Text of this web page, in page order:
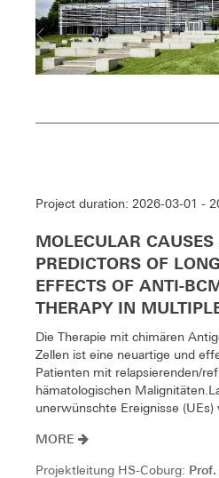
Project duration: 2026-03-01 -
MOLECULAR
PREDICTORS OF
EFFECTS OF ANTI-
THERAPY IN
Die Therapie mit chimären
Zellen ist eine neuartige und
Patienten mit relapsierenden/
hämatologischen
unerwünschte Ereignisse (UEs)
MORE
Projektleitung HS-Coburg: